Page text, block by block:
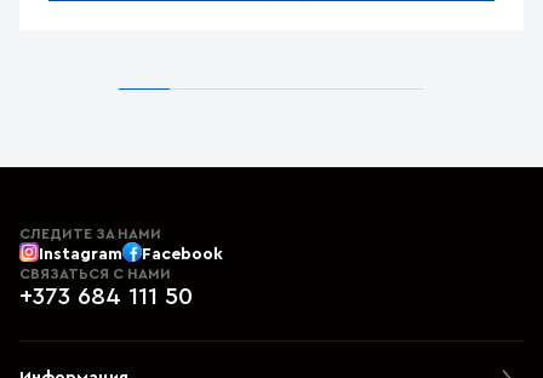
СЛЕДИТЕ ЗА НАМИ
Instagram Facebook
СВЯЗАТЬСЯ С НАМИ
+373 684 111 50